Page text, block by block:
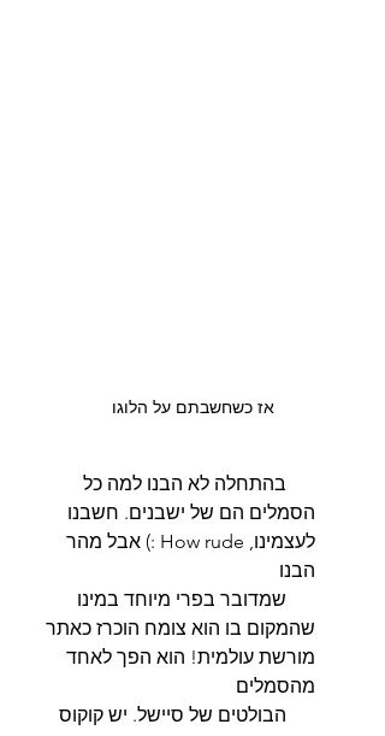
אז כשחשבתם על הלוגו
      בהתחלה לא הבנו למה כל
הסמלים הם של ישבנים. חשבנו
לעצמינו, How rude :) אבל מהר
הבנו
      שמדובר בפרי מיוחד במינו
שהמקום בו הוא צומח הוכרז כאתר
מורשת עולמית! הוא הפך לאחד
מהסמלים
      הבולטים של סיישל. יש קוקוס